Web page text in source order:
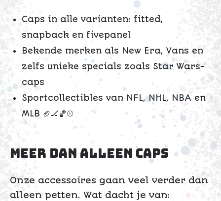
Caps in alle varianten: fitted,
snapback en fivepanel
Bekende merken als New Era, Vans en
zelfs unieke specials zoals Star Wars-
caps
Sportcollectibles van NFL, NHL, NBA en
MLB 🏈🏒🏀⚾
Meer dan alleen caps
Onze accessoires gaan veel verder dan
alleen petten. Wat dacht je van: